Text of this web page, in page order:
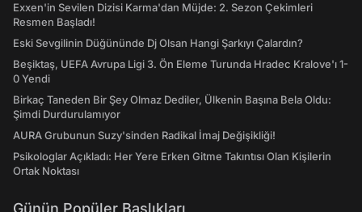
Exxen'in Sevilen Dizisi Karma'dan Müjde: 2. Sezon Çekimleri
Resmen Başladı!
Eski Sevgilinin Düğününde Dj Olsan Hangi Şarkıyı Çalardın?
Beşiktaş, UEFA Avrupa Ligi 3. Ön Eleme Turunda Hradec Kralove'ı 1-
0 Yendi
Birkaç Taneden Bir Şey Olmaz Dediler, Ülkenin Başına Bela Oldu:
Şimdi Durdurulamıyor
AURA Grubunun Suzy'sinden Radikal İmaj Değişikliği!
Psikologlar Açıkladı: Her Yere Erken Gitme Takıntısı Olan Kişilerin
Ortak Noktası
Günün Popüler Başlıkları